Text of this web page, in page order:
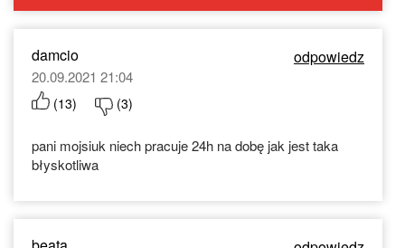
damcio odpowiedz
20.09.2021 21:04
(13) (3)
pani mojsiuk niech pracuje 24h na dobę jak jest taka
błyskotliwa